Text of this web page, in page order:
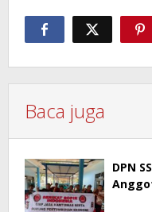
Baca juga
DPN